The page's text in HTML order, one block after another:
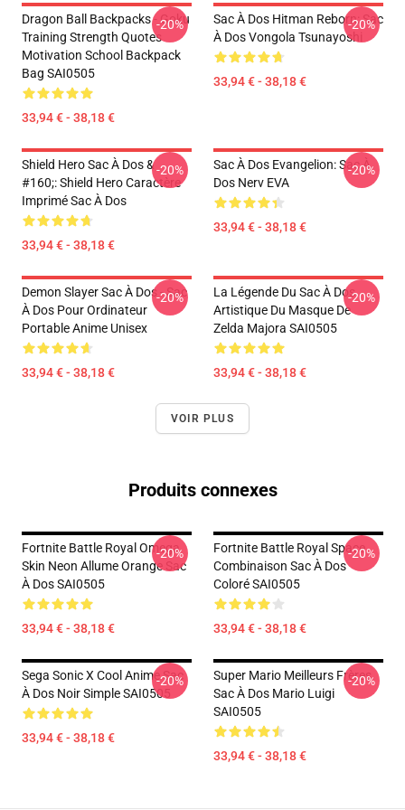
Dragon Ball Backpacks - Goku
Training Strength Quotes
Motivation School Backpack
Bag SAI0505
33,94 € - 38,18 €
-20%
Sac À Dos Hitman Reborn: Sac
À Dos Vongola Tsunayoshi
33,94 € - 38,18 €
-20%
Shield Hero Sac À Dos &
#160;: Shield Hero Caractère
Imprimé Sac À Dos
33,94 € - 38,18 €
-20%
Sac À Dos Evangelion: Sac À
Dos Nerv EVA
33,94 € - 38,18 €
-20%
Demon Slayer Sac À Dos - Sac
À Dos Pour Ordinateur
Portable Anime Unisex
33,94 € - 38,18 €
-20%
La Légende Du Sac À Dos
Artistique Du Masque De
Zelda Majora SAI0505
33,94 € - 38,18 €
-20%
VOIR PLUS
Produits connexes
Fortnite Battle Royal Omega
Skin Neon Allume Orange Sac
À Dos SAI0505
33,94 € - 38,18 €
-20%
Fortnite Battle Royal Space
Combinaison Sac À Dos
Coloré SAI0505
33,94 € - 38,18 €
-20%
Sega Sonic X Cool Anime Sac
À Dos Noir Simple SAI0505
33,94 € - 38,18 €
-20%
Super Mario Meilleurs Frères
Sac À Dos Mario Luigi
SAI0505
33,94 € - 38,18 €
-20%